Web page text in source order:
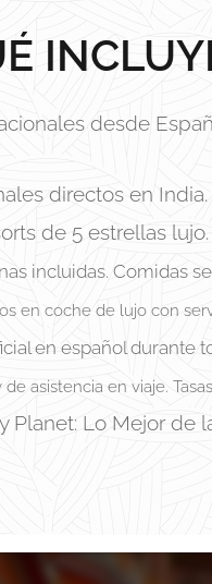
desde
directos en India.
de 5 estrellas lujo.
incluidas. Comidas
en coche de lujo con
en español durante
asistencia en viaje.
Planet: Lo Mejor de